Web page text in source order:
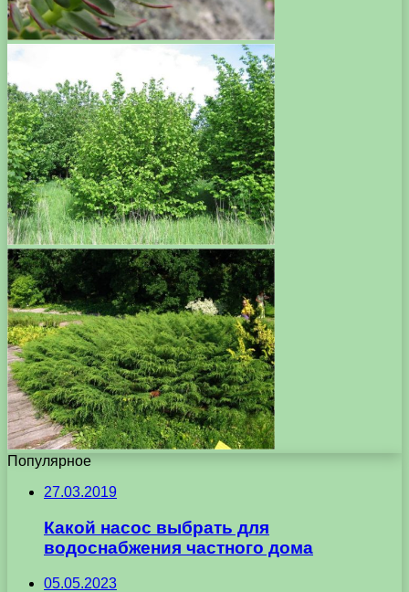
Популярное
27.03.2019
Какой насос выбрать для
водоснабжения частного дома
05.05.2023